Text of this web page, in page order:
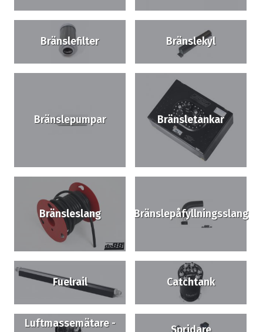
Bränslefilter Bränslekyl
Bränslepumpar Bränsletankar
Bränsleslang Bränslepåfyllningsslang
Fuelrail Catchtank
Luftmassemätare -